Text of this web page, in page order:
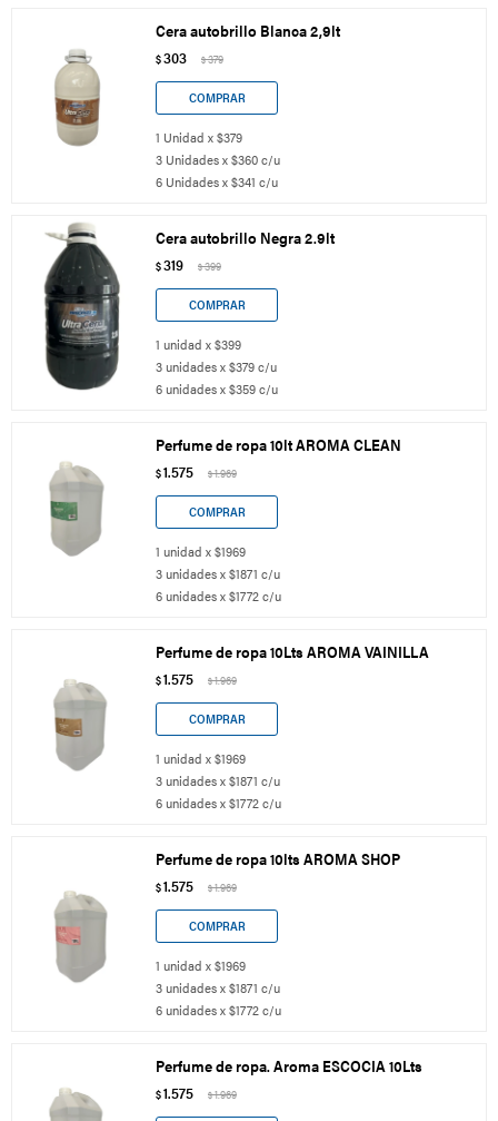
Cera autobrillo Blanca 2,9lt
$303 $379
1 Unidad x $379
3 Unidades x $360 c/u
6 Unidades x $341 c/u
Cera autobrillo Negra 2.9lt
$319 $399
1 unidad x $399
3 unidades x $379 c/u
6 unidades x $359 c/u
Perfume de ropa 10lt AROMA CLEAN
$1.575 $1.969
1 unidad x $1969
3 unidades x $1871 c/u
6 unidades x $1772 c/u
Perfume de ropa 10Lts AROMA VAINILLA
$1.575 $1.969
1 unidad x $1969
3 unidades x $1871 c/u
6 unidades x $1772 c/u
Perfume de ropa 10lts AROMA SHOP
$1.575 $1.969
1 unidad x $1969
3 unidades x $1871 c/u
6 unidades x $1772 c/u
Perfume de ropa. Aroma ESCOCIA 10Lts
$1.575 $1.969